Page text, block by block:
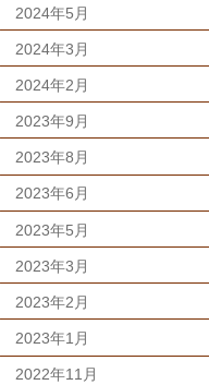
2024年5月
2024年3月
2024年2月
2023年9月
2023年8月
2023年6月
2023年5月
2023年3月
2023年2月
2023年1月
2022年11月